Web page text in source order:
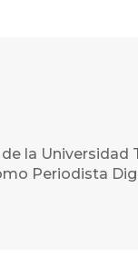
la Universidad
Periodista